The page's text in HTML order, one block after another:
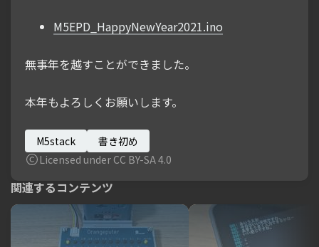
M5EPD_HappyNewYear2021.ino
無事年を越すことができました。
本年もよろしくお願いします。
M5stack
書き初め
Licensed under CC BY-SA 4.0
関連するコンテンツ